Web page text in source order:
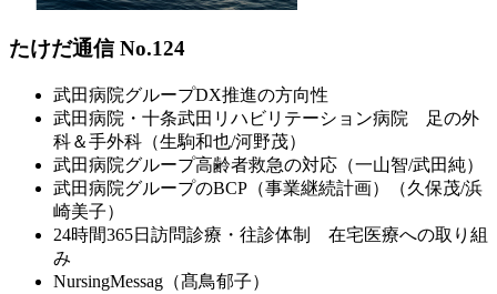
たけだ通信 No.124
武田病院グループDX推進の方向性
武田病院・十条武田リハビリテーション病院 足の外
科＆手外科（生駒和也/河野茂）
武田病院グループ高齢者救急の対応（一山智/武田純）
武田病院グループのBCP（事業継続計画）（久保茂/浜
崎美子）
24時間365日訪問診療・往診体制 在宅医療への取り組
み
NursingMessag（髙鳥郁子）